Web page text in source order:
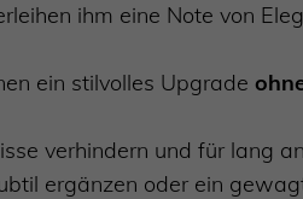
ihm eine Note von
ein stilvolles Upgrade
verhindern und für lang
ergänzen oder ein